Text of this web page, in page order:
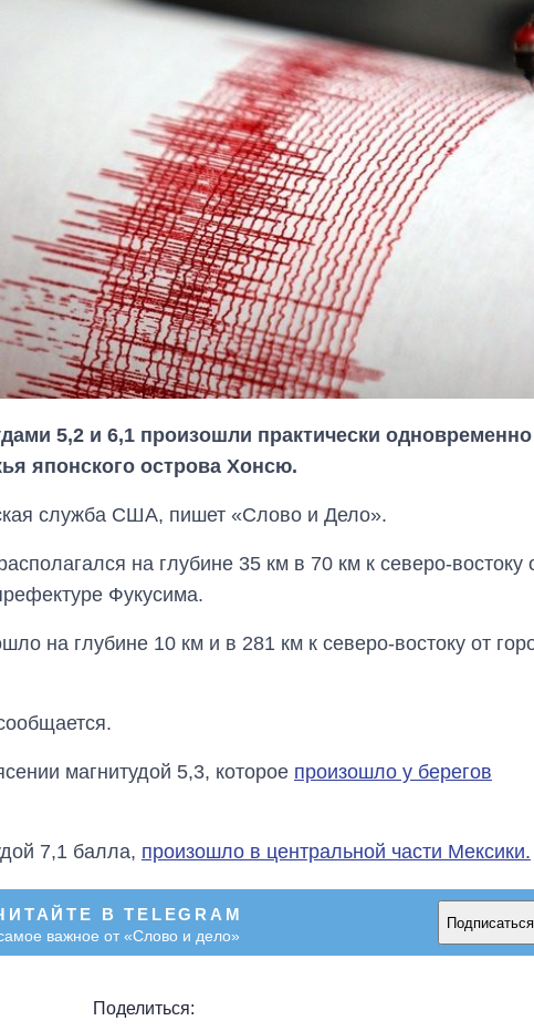
5,2 и 6,1 произошли практически одновременно
японского острова Хонсю.
служба США, пишет «Слово и Дело».
на глубине 35 км в 70 км к северо-востоку
Фукусима.
на глубине 10 км и в 281 км к северо-востоку от
магнитудой 5,3, которое произошло у берегов
7,1 балла, произошло в центральной части Мексики.
В TELEGRAM
важное от «Слово и дело»
Подписаться
Поделиться: